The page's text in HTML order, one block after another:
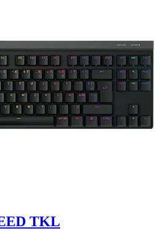
TKL